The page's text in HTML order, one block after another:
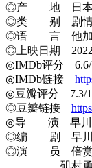
◎产 地 日本 /
◎类 别 剧
◎语 言 他加
◎上映日期 2022-
◎IMDb评分 6.6/
◎IMDb链接
◎豆瓣评分 7.3/
◎豆瓣链接
◎导 演 早川
◎编 剧 早川
◎演 员 倍赏
矶村勇